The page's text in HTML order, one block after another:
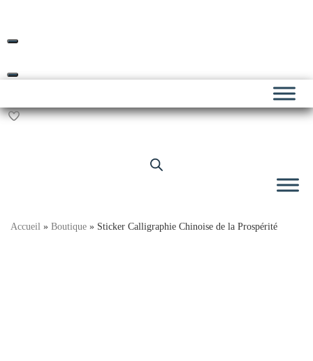
content
Accueil » Boutique » Sticker Calligraphie Chinoise de la Prospérité